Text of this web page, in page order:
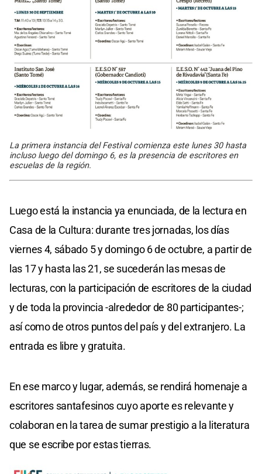
La primera instancia del Festival comienza este lunes 30 hasta
incluso luego del domingo 6, es la presencia de escritores en
escuelas de la región.
Luego está la instancia ya enunciada, de la lectura en
Casa de la Cultura: durante tres jornadas, los días
viernes 4, sábado 5 y domingo 6 de octubre, a partir de
las 17 y hasta las 21, se sucederán las mesas de
lecturas, con la participación de escritores de la ciudad
y de toda la provincia -alrededor de 80 participantes-;
así como de otros puntos del país y del extranjero. La
entrada es libre y gratuita.
En ese marco y lugar, además, se rendirá homenaje a
escritores santafesinos cuyo aporte es relevante y
colaboran en la tarea de sumar prestigio a la literatura
que se escribe por estas tierras.